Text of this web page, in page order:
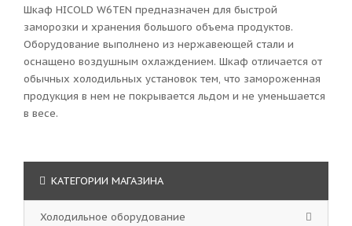
Шкаф HICOLD W6TEN предназначен для быстрой
заморозки и хранения большого объема продуктов.
Оборудование выполнено из нержавеющей стали и
оснащено воздушным охлаждением. Шкаф отличается от
обычных холодильных установок тем, что замороженная
продукция в нем не покрывается льдом и не уменьшается
в весе.
КАТЕГОРИИ МАГАЗИНА
Холодильное оборудование